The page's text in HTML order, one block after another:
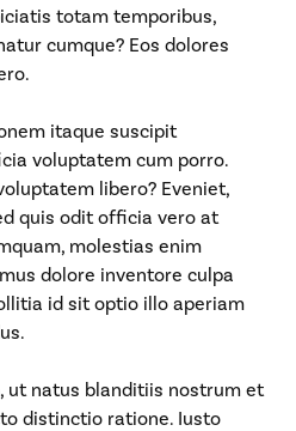
totam temporibus,
cumque? Eos dolores
itaque suscipit
voluptatem cum porro.
libero? Eveniet,
quis odit officia vero at
molestias enim
dolore inventore culpa
id sit optio illo aperiam
ut natus blanditiis nostrum et
distinctio ratione. Iusto